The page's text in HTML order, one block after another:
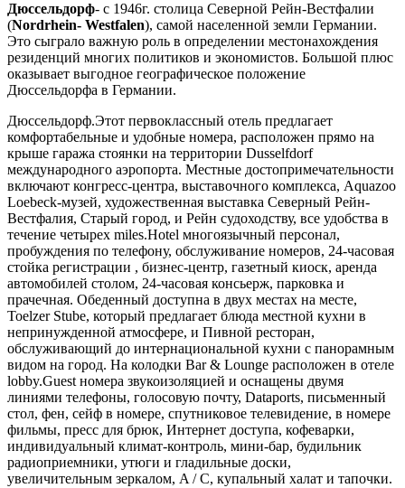
Дюссельдорф- с 1946г. столица Северной Рейн-Вестфалии
(Nordrhein- Westfalen), самой населенной земли Германии.
Это сыграло важную роль в определении местонахождения
резиденций многих политиков и экономистов. Большой плюс
оказывает выгодное географическое положение
Дюссельдорфа в Германии.
Дюссельдорф.Этот первоклассный отель предлагает
комфортабельные и удобные номера, расположен прямо на
крыше гаража стоянки на территории Dusselfdorf
международного аэропорта. Местные достопримечательности
включают конгресс-центра, выставочного комплекса, Aquazoo
Loebeck-музей, художественная выставка Северный Рейн-
Вестфалия, Старый город, и Рейн судоходству, все удобства в
течение четырех miles.Hotel многоязычный персонал,
пробуждения по телефону, обслуживание номеров, 24-часовая
стойка регистрации , бизнес-центр, газетный киоск, аренда
автомобилей столом, 24-часовая консьерж, парковка и
прачечная. Обеденный доступна в двух местах на месте,
Toelzer Stube, который предлагает блюда местной кухни в
непринужденной атмосфере, и Пивной ресторан,
обслуживающий до интернациональной кухни с панорамным
видом на город. На колодки Bar & Lounge расположен в отеле
lobby.Guest номера звукоизоляцией и оснащены двумя
линиями телефоны, голосовую почту, Dataports, письменный
стол, фен, сейф в номере, спутниковое телевидение, в номере
фильмы, пресс для брюк, Интернет доступа, кофеварки,
индивидуальный климат-контроль, мини-бар, будильник
радиоприемники, утюги и гладильные доски,
увеличительным зеркалом, A / C, купальный халат и тапочки.